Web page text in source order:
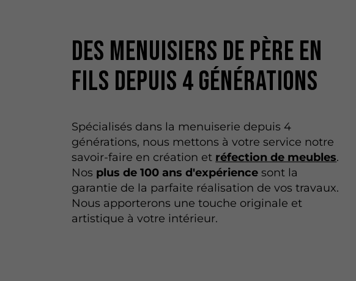
Des menuisiers de père en
fils depuis 4 générations
Spécialisés dans la menuiserie depuis 4
générations, nous mettons à votre service notre
savoir-faire en création et réfection de meubles.
Nos plus de 100 ans d'expérience sont la
garantie de la parfaite réalisation de vos travaux.
Nous apporterons une touche originale et
artistique à votre intérieur.